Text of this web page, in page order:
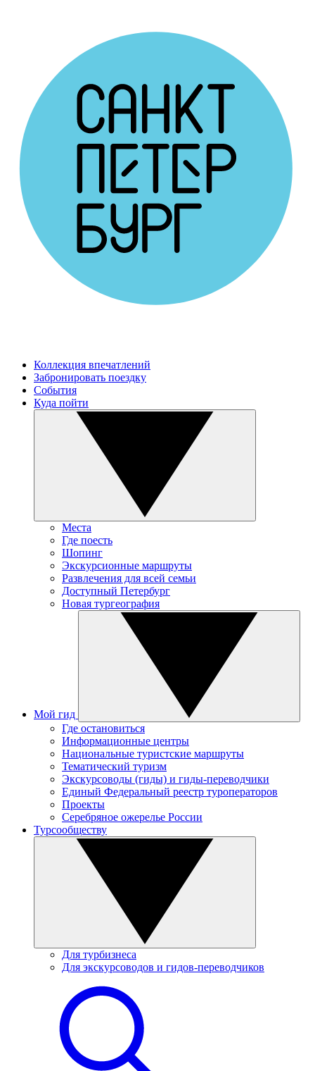
Коллекция впечатлений
Забронировать поездку
События
Куда пойти
Места
Где поесть
Шопинг
Экскурсионные маршруты
Развлечения для всей семьи
Доступный Петербург
Новая тургеография
Мой гид
Где остановиться
Информационные центры
Национальные туристские маршруты
Тематический туризм
Экскурсоводы (гиды) и гиды-переводчики
Единый Федеральный реестр туроператоров
Проекты
Серебряное ожерелье России
Турсообществу
Для турбизнеса
Для экскурсоводов и гидов-переводчиков